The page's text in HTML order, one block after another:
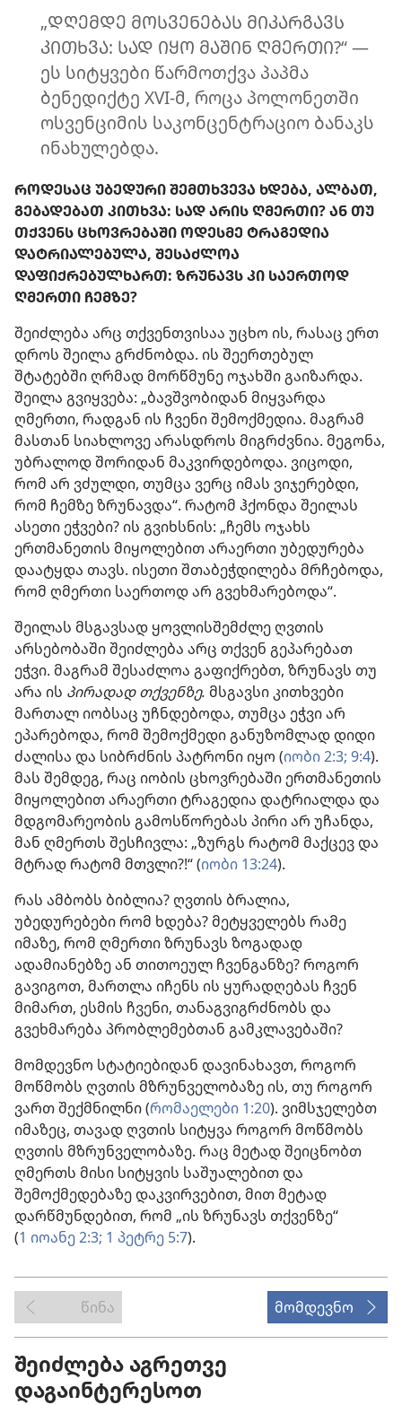
„ᲓᲦᲔᲛᲓᲔ ᲛᲝᲡᲕᲔᲜᲔᲑᲐᲡ ᲛᲘᲙᲐᲠᲒᲐᲕᲡ
ᲙᲘᲗᲮᲕᲐ: ᲡᲐᲓ ᲘᲧᲝ ᲛᲐᲨᲘᲜ ᲦᲛᲔᲠᲗᲘ?“ —
ეს სიტყვები წარმოთქვა პაპმა
ბენედიქტე XVI-მ, როცა პოლონეთში
ოსვენციმის საკონცენტრაციო ბანაკს
ინახულებდა.
ᲠᲝᲓᲔᲡᲐᲪ ᲣᲑᲔᲓᲣᲠᲘ ᲨᲔᲛᲗᲮᲕᲔᲕᲐ ᲮᲓᲔᲑᲐ, ᲐᲚᲑᲐᲗ,
ᲒᲔᲑᲐᲓᲔᲑᲐᲗ ᲙᲘᲗᲮᲕᲐ: ᲡᲐᲓ ᲐᲠᲘᲡ ᲦᲛᲔᲠᲗᲘ? ᲐᲜ ᲗᲣ
ᲗᲥᲕᲔᲜᲡ ᲪᲮᲝᲕᲠᲔᲑᲐᲨᲘ ᲝᲓᲔᲡᲛᲔ ᲢᲠᲐᲒᲔᲓᲘᲐ
ᲓᲐᲢᲠᲘᲐᲚᲔᲑᲣᲚᲐ, ᲨᲔᲡᲐᲫᲚᲝᲐ
ᲓᲐᲤᲘᲥᲠᲔᲑᲣᲚᲮᲐᲠᲗ: ᲖᲠᲣᲜᲐᲕᲡ ᲙᲘ ᲡᲐᲔᲠᲗᲝᲓ
ᲦᲛᲔᲠᲗᲘ ᲩᲔᲛᲖᲔ?
შეიძლება არც თქვენთვისაა უცხო ის, რასაც ერთ
დროს შეილა გრძნობდა. ის შეერთებულ
შტატებში ღრმად მორწმუნე ოჯახში გაიზარდა.
შეილა გვიყვება: „ბავშვობიდან მიყვარდა
ღმერთი, რადგან ის ჩვენი შემოქმედია. მაგრამ
მასთან სიახლოვე არასდროს მიგრძვნია. მეგონა,
უბრალოდ შორიდან მაკვირდებოდა. ვიცოდი,
რომ არ ვძულდი, თუმცა ვერც იმას ვიჯერებდი,
რომ ჩემზე ზრუნავდა“. რატომ ჰქონდა შეილას
ასეთი ეჭვები? ის გვიხსნის: „ჩემს ოჯახს
ერთმანეთის მიყოლებით არაერთი უბედურება
დაატყდა თავს. ისეთი შთაბეჭდილება მრჩებოდა,
რომ ღმერთი საერთოდ არ გვეხმარებოდა“.
შეილას მსგავსად ყოვლისშემძლე ღვთის
არსებობაში შეიძლება არც თქვენ გეპარებათ
ეჭვი. მაგრამ შესაძლოა გაფიქრებთ, ზრუნავს თუ
არა ის პირადად თქვენზე. მსგავსი კითხვები
მართალ იობსაც უჩნდებოდა, თუმცა ეჭვი არ
ეპარებოდა, რომ შემოქმედი განუზომლად დიდი
ძალისა და სიბრძნის პატრონი იყო (იობი 2:3; 9:4).
მას შემდეგ, რაც იობის ცხოვრებაში ერთმანეთის
მიყოლებით არაერთი ტრაგედია დატრიალდა და
მდგომარეობის გამოსწორებას პირი არ უჩანდა,
მან ღმერთს შესჩივლა: „ზურგს რატომ მაქცევ და
მტრად რატომ მთვლი?!“ (იობი 13:24).
რას ამბობს ბიბლია? ღვთის ბრალია,
უბედურებები რომ ხდება? მეტყველებს რამე
იმაზე, რომ ღმერთი ზრუნავს ზოგადად
ადამიანებზე ან თითოეულ ჩვენგანზე? როგორ
გავიგოთ, მართლა იჩენს ის ყურადღებას ჩვენ
მიმართ, ესმის ჩვენი, თანაგვიგრძნობს და
გვეხმარება პრობლემებთან გამკლავებაში?
მომდევნო სტატიებიდან დავინახავთ, როგორ
მოწმობს ღვთის მზრუნველობაზე ის, თუ როგორ
ვართ შექმნილნი (რომაელები 1:20). ვიმსჯელებთ
იმაზეც, თავად ღვთის სიტყვა როგორ მოწმობს
ღვთის მზრუნველობაზე. რაც მეტად შეიცნობთ
ღმერთს მისი სიტყვის საშუალებით და
შემოქმედებაზე დაკვირვებით, მით მეტად
დარწმუნდებით, რომ „ის ზრუნავს თქვენზე“
(1 იოანე 2:3; 1 პეტრე 5:7).
წინა მომდევნო
შეიძლება აგრეთვე
დაგაინტერესოთ